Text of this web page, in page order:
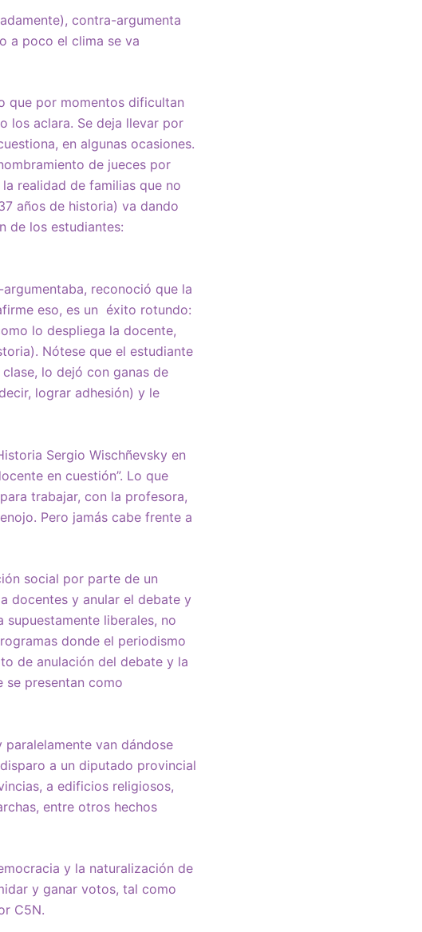
contra-argumenta
a poco el clima se va
que por momentos dificultan
los aclara. Se deja llevar por
en algunas ocasiones.
de jueces por
realidad de familias que no
años de historia) va dando
de los estudiantes:
reconoció que la
eso, es un éxito rotundo:
lo despliega la docente,
Nótese que el estudiante
lo dejó con ganas de
lograr adhesión) y le
Sergio Wischñevsky en
en cuestión”. Lo que
trabajar, con la profesora,
Pero jamás cabe frente a
social por parte de un
docentes y anular el debate y
liberales, no
donde el periodismo
de anulación del debate y la
se presentan como
van dándose
a un diputado provincial
a edificios religiosos,
entre otros hechos
y la naturalización de
y ganar votos, tal como
C5N.